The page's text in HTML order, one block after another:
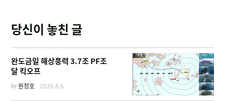
당신이 놓친 글
완도금일 해상풍력 3.7조 PF조
달 킥오프
by원정호 2026.8.6